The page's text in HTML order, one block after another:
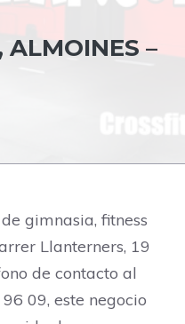
ALMOINES –
gimnasia, fitness
Llanterners, 19
de contacto al
09, este negocio